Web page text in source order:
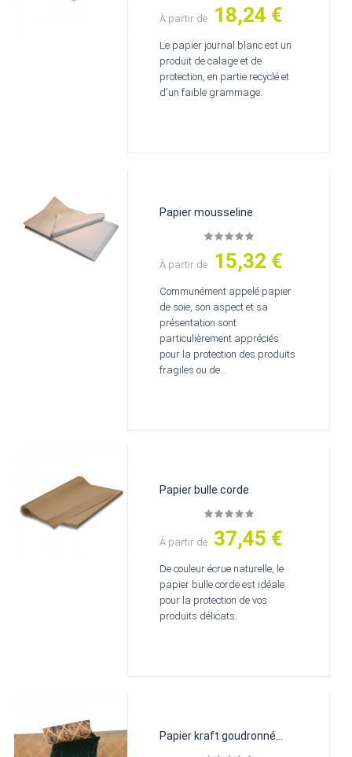
À partir de Prix
18,24 €
Le papier journal blanc est un
produit de calage et de
protection, en partie recyclé et
d'un faible grammage.
Papier mousseline
À partir de Prix
15,32 €
Communément appelé papier
de soie, son aspect et sa
présentation sont
particulièrement appréciés
pour la protection des produits
fragiles ou de...
Papier bulle corde
À partir de Prix
37,45 €
De couleur écrue naturelle, le
papier bulle corde est idéale
pour la protection de vos
produits délicats.
Papier kraft goudronné